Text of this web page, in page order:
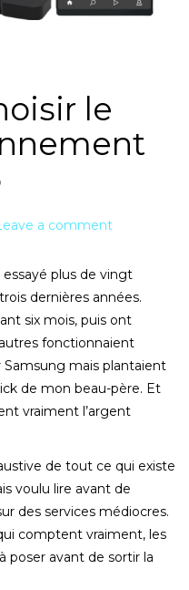
le
a comment
essayé plus de vingt
dernières années.
six mois, puis ont
fonctionnaient
mais plantaient
de mon beau-père. Et
vraiment l’argent
de tout ce qui existe
voulu lire avant de
des services médiocres.
comptent vraiment, les
poser avant de sortir la